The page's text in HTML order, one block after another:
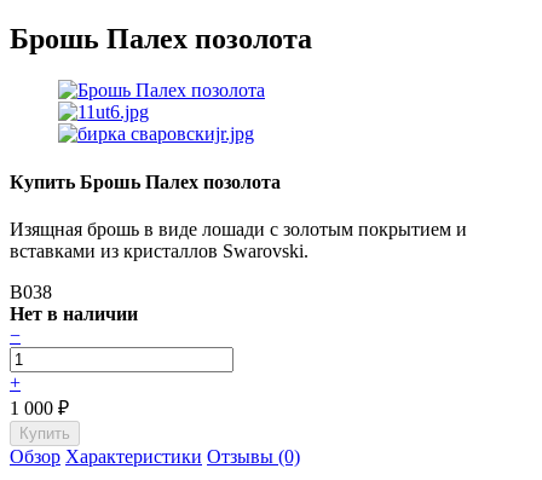
Брошь Палех позолота
Купить Брошь Палех позолота
Изящная брошь в виде лошади с золотым покрытием и
вставками из кристаллов Swarovski.
B038
Нет в наличии
−
+
1 000 ₽
Обзор Характеристики Отзывы (0)